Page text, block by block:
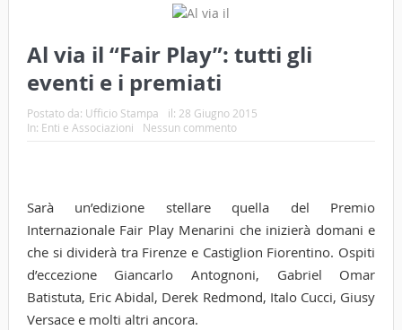
Al via il “Fair Play”: tutti gli
eventi e i premiati
Postato da: Ufficio Stampa il: 28 Giugno 2015
In: Enti e Associazioni Nessun commento
Sarà un’edizione stellare quella del Premio
Internazionale Fair Play Menarini che inizierà domani e
che si dividerà tra Firenze e Castiglion Fiorentino. Ospiti
d’eccezione Giancarlo Antognoni, Gabriel Omar
Batistuta, Eric Abidal, Derek Redmond, Italo Cucci, Giusy
Versace e molti altri ancora.